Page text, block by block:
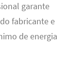
garante
fabricante e
de energia